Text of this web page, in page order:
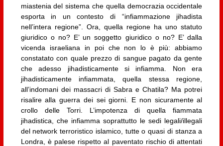
miastenia del sistema che quella democrazia occidentale
esporta in un contesto di “infiammazione jihadista
nell’intera regione”. Ora, quella regione ha uno statuto
giuridico o no? E’ un soggetto giuridico o no? E’ dalla
vicenda israeliana in poi che non lo è più: abbiamo
constatato con quale prezzo di sangue pagato da gente
che adesso jihadisticamente si infiamma. Non era
jihadisticamente infiammata, quella stessa regione,
all’indomani dei massacri di Sabra e Chatila? Ma potrei
risalire alla guerra dei sei giorni. E non sicuramente al
crollo delle Torri. L’impotenza di quella fiammata
jihadistica, che infiamma soprattutto le sedi legali/illegali
del network terroristico islamico, tutte o quasi di stanza a
Londra, è palese rispetto al paventato rischio di attentati